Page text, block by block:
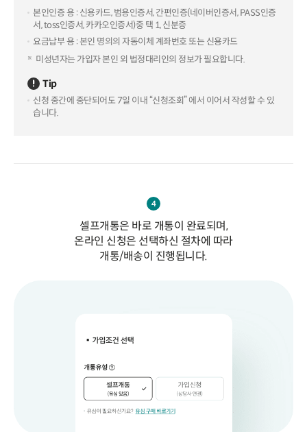
본인인증 용 : 신용카드, 범용인증서, 간편인증(네이버인증서, PASS인증
서, toss인증서, 카카오인증서)중 택 1, 신분증
요금납부 용 : 본인 명의의 자동이체 계좌번호 또는 신용카드
미성년자는 가입자 본인 외 법정대리인의 정보가 필요합니다.
Tip
신청 중간에 중단되어도 7일 이내 “신청조회” 에서 이어서 작성할 수 있
습니다.
4
셀프개통은 바로 개통이 완료되며,
온라인 신청은 선택하신 절차에 따라
개통/배송이 진행됩니다.